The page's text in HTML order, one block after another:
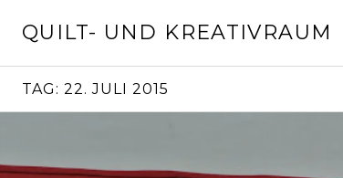
zumQUILT- UND KREATIVRAUM
TAG: 22. JULI 2015